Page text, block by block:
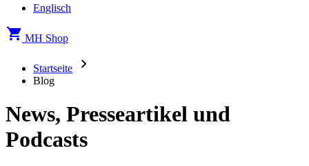
Englisch
MH Shop
Startseite
Blog
News, Presseartikel und
Podcasts